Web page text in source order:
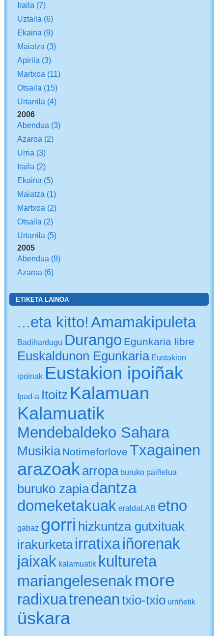
Iraila (7)
Uztaila (6)
Ekaina (9)
Maiatza (3)
Apirila (3)
Martxoa (11)
Otsaila (15)
Urtarrila (4)
2006
Abendua (3)
Azaroa (2)
Urria (3)
Iraila (2)
Ekaina (5)
Maiatza (1)
Martxoa (2)
Otsaila (2)
Urtarrila (5)
2005
Abendua (9)
Azaroa (6)
ETIKETA LAINOA
...eta kitto! Amamakipuleta
Badihardugu Durango Egunkaria libre
Euskaldunon Egunkaria Eustakion
ipoinak Eustakion ipoiñak
Ipad-a Itoitz Kalamuan
Kalamuatik
Mendebaldeko Sahara
Musikia Notimeforlove Txagainen
arazoakarropa buruko paiñelua
buruko zapiadantza
domeketakuak eraldaLAB etno
gabaz gorri hizkuntza gutxituak
irakurketa irratixaiñorenak
jaixak kalamuatik kultureta
mariangelesenakmore
radixuatreneantxio-txio urriñetik
üskara